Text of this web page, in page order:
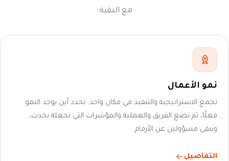
مع البقية.
نمو الأعمال
نجمع الاستراتيجية والتنفيذ في مكان واحد: نحدد أين يوجد النمو
فعلًا، ثم نضع الفريق والعملية والمؤشرات التي تجعله يحدث،
ونبقى مسؤولين عن الأرقام.
التفاصيل